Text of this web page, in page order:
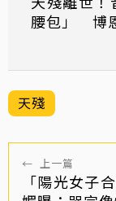
腰包」 博
天殘
← 上一篇
「陽光女子